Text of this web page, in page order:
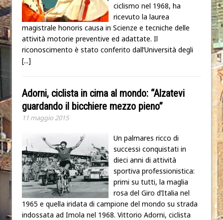
ciclismo nel 1968, ha
ricevuto la laurea
magistrale honoris causa in Scienze e tecniche delle
attività motorie preventive ed adattate. Il
riconoscimento è stato conferito dall’Università degli
[...]
Adorni, ciclista in cima al mondo: “Alzatevi
guardando il bicchiere mezzo pieno”
11 maggio 2015
Un palmares ricco di
successi conquistati in
dieci anni di attività
sportiva professionistica:
primi su tutti, la maglia
rosa del Giro d’Italia nel
1965 e quella iridata di campione del mondo su strada
indossata ad Imola nel 1968. Vittorio Adorni, ciclista